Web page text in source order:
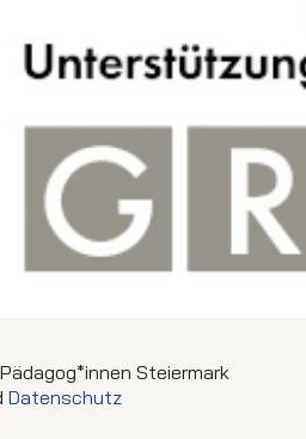
Steiermark
Datenschutz